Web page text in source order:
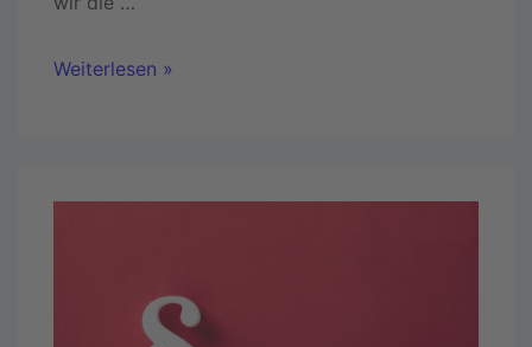
Weiterlesen »